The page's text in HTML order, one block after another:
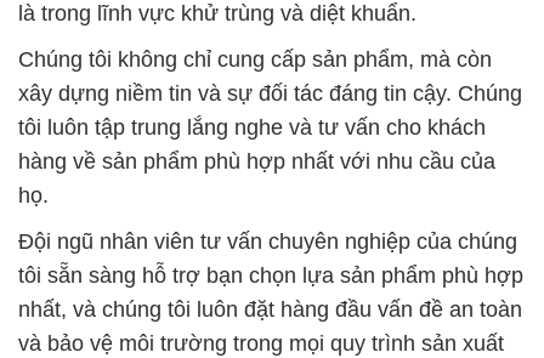
là trong lĩnh vực khử trùng và diệt khuẩn.
Chúng tôi không chỉ cung cấp sản phẩm, mà còn
xây dựng niềm tin và sự đối tác đáng tin cậy. Chúng
tôi luôn tập trung lắng nghe và tư vấn cho khách
hàng về sản phẩm phù hợp nhất với nhu cầu của
họ.
Đội ngũ nhân viên tư vấn chuyên nghiệp của chúng
tôi sẵn sàng hỗ trợ bạn chọn lựa sản phẩm phù hợp
nhất, và chúng tôi luôn đặt hàng đầu vấn đề an toàn
và bảo vệ môi trường trong mọi quy trình sản xuất